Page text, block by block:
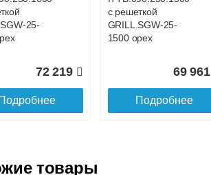
в регионы России.
25-
72 219
Подробнее
с решеткой
GRILL.SGW-25-
1500 орех
69 961
Подробнее
товары